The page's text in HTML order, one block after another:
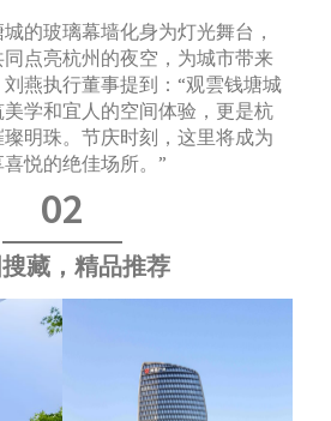
的玻璃幕墙化身为灯光舞台，
点亮杭州的夜空，为城市带来
燕执行董事提到：“观雲钱塘城
学和宜人的空间体验，更是杭
明珠。节庆时刻，这里将成为
悦的绝佳场所。”
02
藏，精品推荐